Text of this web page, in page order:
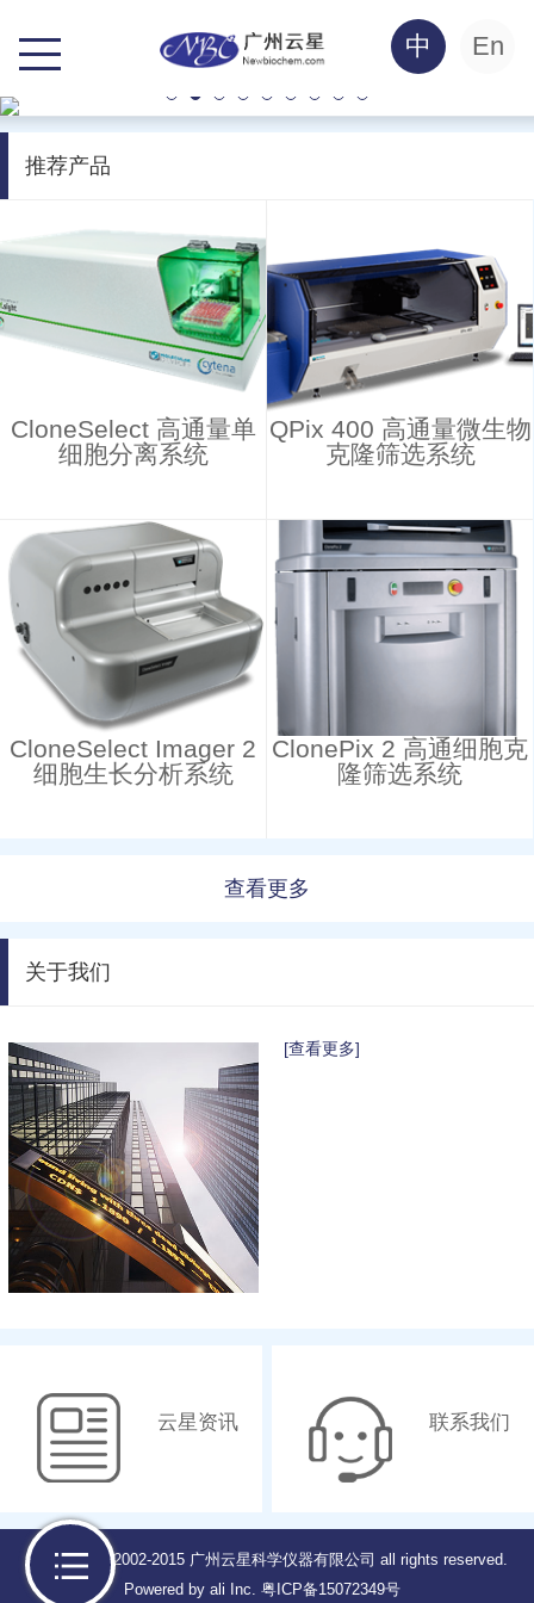
中 En
推荐产品
CloneSelect 高通量单
细胞分离系统
QPix 400 高通量微生物
克隆筛选系统
CloneSelect Imager 2
细胞生长分析系统
ClonePix 2 高通细胞克
隆筛选系统
查看更多
关于我们
[查看更多]
云星资讯 联系我们
Copyright © 2002-2015 广州云星科学仪器有限公司 all rights reserved.
Powered by ali Inc. 粤ICP备15072349号